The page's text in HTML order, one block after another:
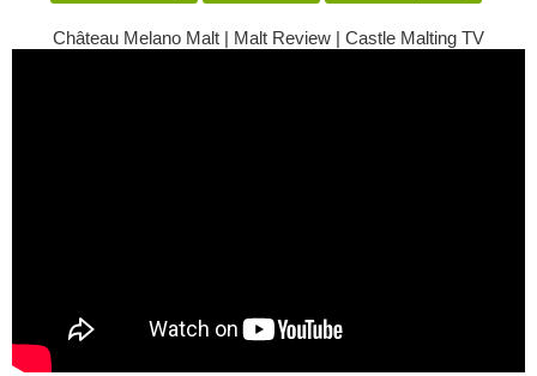
Château Melano Malt | Malt Review | Castle Malting TV